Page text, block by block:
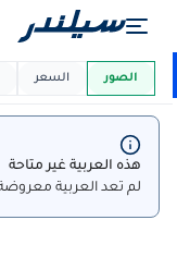
هذه العربية غير متاحة
لم تعد العربية
الصور السعر